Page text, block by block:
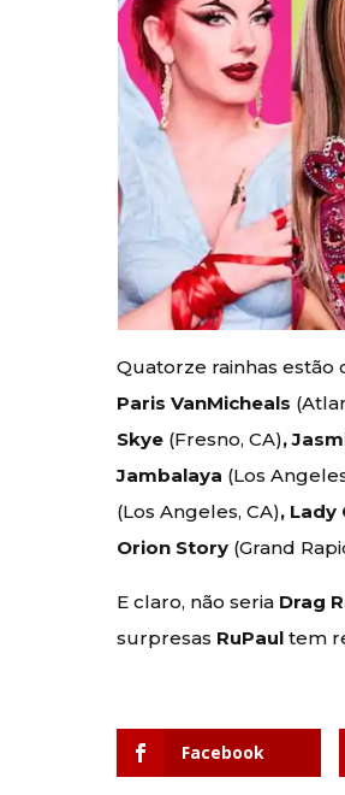
Quatorze rainhas
Paris VanMicheals
Skye (Fresno, CA),
Jambalaya (Los
(Los Angeles, CA), Lady
Orion Story (Grand
E claro, não seria Drag
surpresas RuPaul tem
Facebook